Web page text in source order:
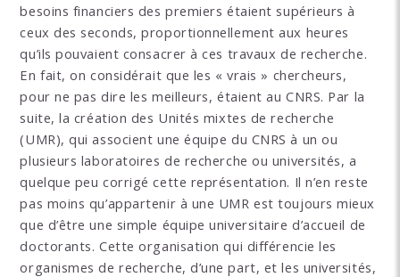
besoins financiers des premiers étaient supérieurs à
ceux des seconds, proportionnellement aux heures
qu’ils pouvaient consacrer à ces travaux de recherche.
En fait, on considérait que les « vrais » chercheurs,
pour ne pas dire les meilleurs, étaient au CNRS. Par la
suite, la création des Unités mixtes de recherche
(UMR), qui associent une équipe du CNRS à un ou
plusieurs laboratoires de recherche ou universités, a
quelque peu corrigé cette représentation. Il n’en reste
pas moins qu’appartenir à une UMR est toujours mieux
que d’être une simple équipe universitaire d’accueil de
doctorants. Cette organisation qui différencie les
organismes de recherche, d’une part, et les universités,